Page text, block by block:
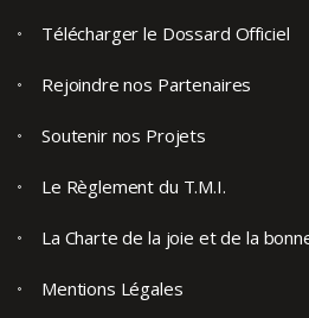
Télécharger le Dossard Officiel
Rejoindre nos Partenaires
Soutenir nos Projets
Le Règlement du T.M.I.
La Charte de la joie et de la
Mentions Légales